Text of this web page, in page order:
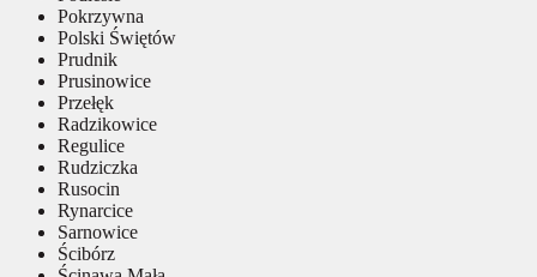
Pokrzywna
Polski Świętów
Prudnik
Prusinowice
Przełęk
Radzikowice
Regulice
Rudziczka
Rusocin
Rynarcice
Sarnowice
Ścibórz